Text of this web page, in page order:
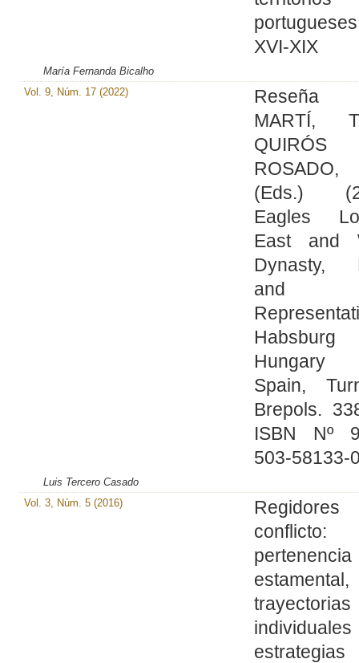
XVI-XIX
María Fernanda Bicalho
Vol. 9, Núm. 17 (2022)
MARTÍ,
QUIRÓS
(Eds.)
Eagles
East and
Dynasty,
and
Habsburg
Hungary
Spain,
Brepols.
ISBN Nº
503-58133-
Luis Tercero Casado
Vol. 3, Núm. 5 (2016)
conflicto:
pertenencia
estamental,
trayectorias